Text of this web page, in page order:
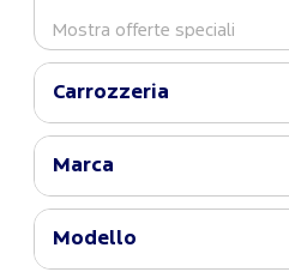
Mostra offerte speciali
Carrozzeria
Marca
Modello